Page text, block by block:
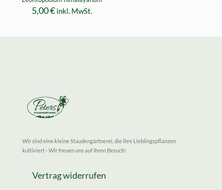
5,00€ inkl. MwSt.
Wir sind eine kleine Staudengärtnerei, die ihre Lieblingspflanzen
kultiviert - Wir freuen uns auf Ihren Besuch!
Vertrag widerrufen